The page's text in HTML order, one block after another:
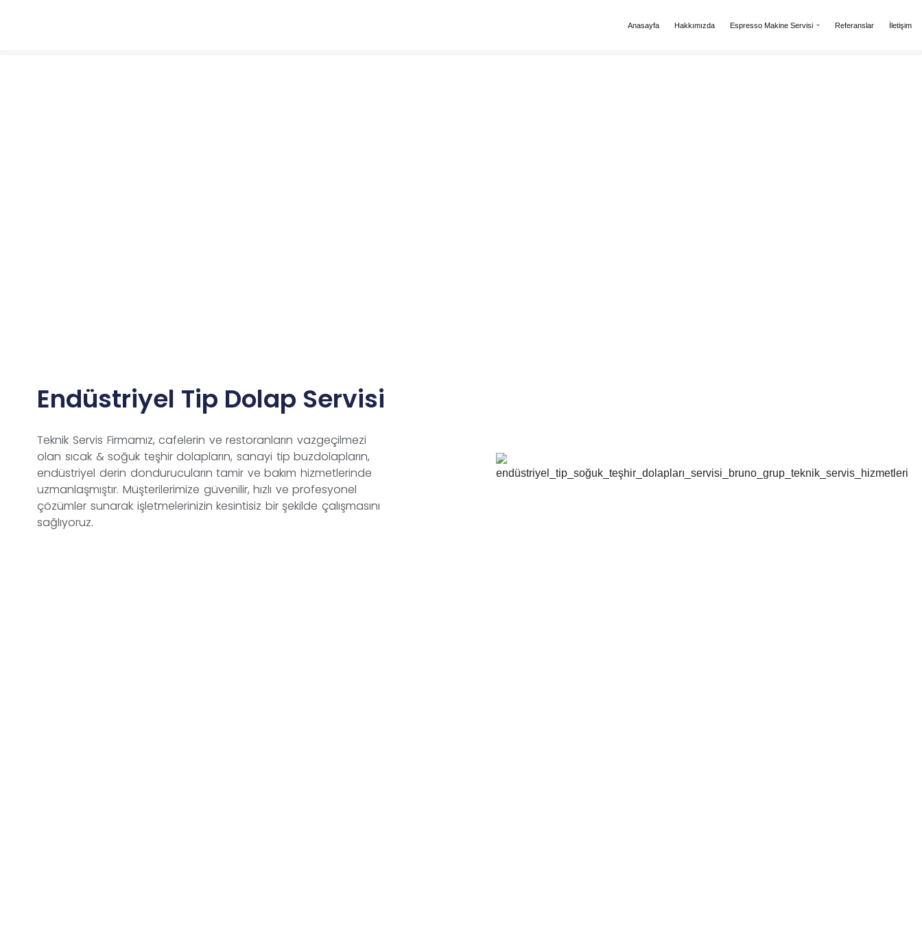
Anasayfa Hakkımızda Espresso Makine Servisi Referanslar İletişim
Endüstriyel Tip Dolap Servisi
Teknik Servis Firmamız, cafelerin ve restoranların vazgeçilmezi
olansıcak & soğuk teşhir dolapların, sanayi tip buzdolapların,
endüstriyel derin dondurucuların tamir ve bakım hizmetlerinde
uzmanlaşmıştır. Müşterilerimize güvenilir, hızlı ve profesyonel
çözümler sunarak işletmelerinizin kesintisiz bir şekilde çalışmasını
sağlıyoruz.